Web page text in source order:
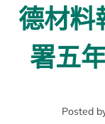
德材料
署五
Posted